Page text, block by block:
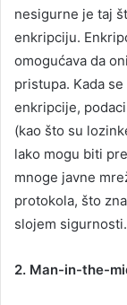
nesigurne je taj
enkripciju.
omogućava da
pristupa. Kada
enkripcije,
(kao što su
lako mogu biti
mnoge javne
protokola, što
slojem sigurnosti.
2. Man-in-the-